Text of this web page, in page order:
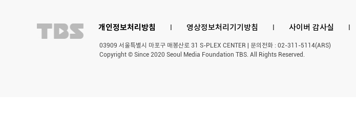
개인정보처리방침 l 영상정보처리기기방침 l 사이버 감사실 l
03909 서울특별시 마포구 매봉산로 31 S-PLEX CENTER | 문의전화 : 02-311-5114(ARS)
Copyright © Since 2020 Seoul Media Foundation TBS. All Rights Reserved.